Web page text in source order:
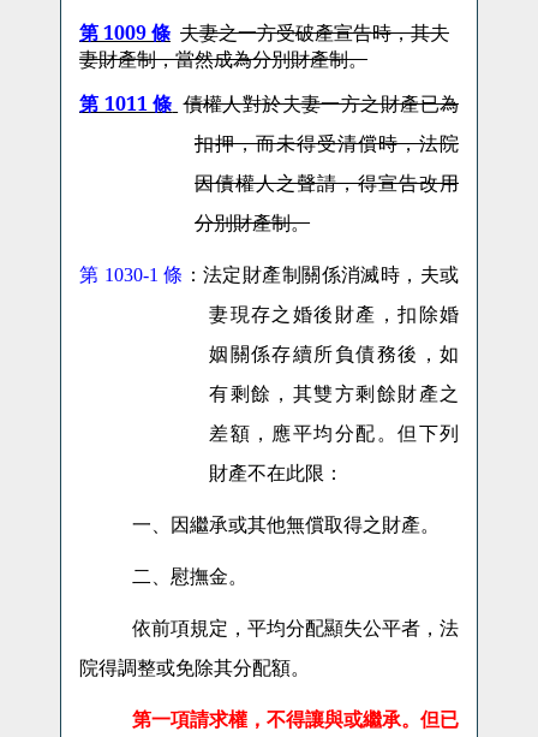
第 1009 條 夫妻之一方受破產宣告時，其夫
妻財產制，當然成為分別財產制。
第 1011 條 債權人對於夫妻一方之財產已為
扣押，而未得受清償時，法院
因債權人之聲請，得宣告改用
分別財產制。
第 1030-1條 ：法定財產制關係消滅時，夫或
妻現存之婚後財產，扣除婚
姻關係存續所負債務後，如
有剩餘，其雙方剩餘財產之
差額，應平均分配。但下列
財產不在此限：
一、因繼承或其他無償取得之財產。
二、慰撫金。
依前項規定，平均分配顯失公平者，法
院得調整或免除其分配額。
第一項請求權，不得讓與或繼承。但已